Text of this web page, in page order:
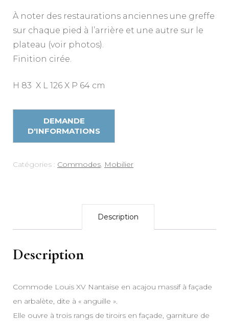
À noter des restaurations anciennes une greffe
sur chaque pied à l’arrière et une autre sur le
plateau (voir photos).
Finition cirée.
H 83 X L 126 X P 64 cm
Catégories : Commodes, Mobilier
Description
Description
Commode Louis XV Nantaise en acajou massif à façade
en arbalète, dite à « anguille ».
Elle ouvre à trois rangs de tiroirs en façade, garniture de